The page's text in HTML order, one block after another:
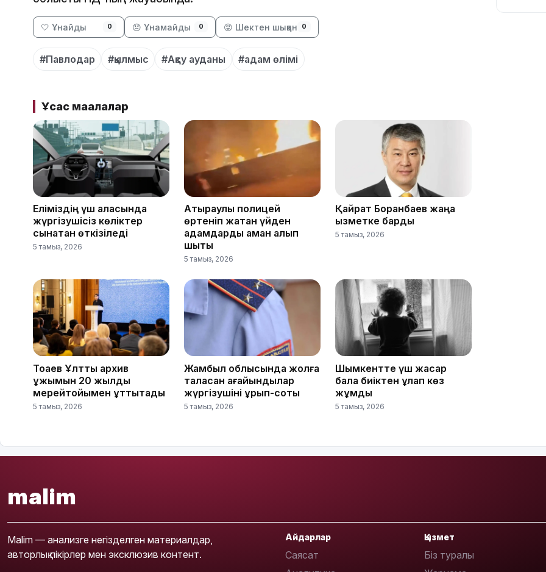
🤍 Ұнайды 0 😞 Ұнамайды 0 😡 Шектен шыққан 0
#Павлодар #қылмыс #Ақсу ауданы #адам өлімі
Ұқсас мақалалар
Еліміздің үш қаласында
жүргізушісіз көліктер
сынақтан өткізіледі
5 тамыз, 2026
Атыраулық полицей
өртеніп жатқан үйден
адамдарды аман алып
шықты
5 тамыз, 2026
Қайрат Боранбаев жаңа
қызметке барды
5 тамыз, 2026
Тоқаев Ұлттық архив
ұжымын 20 жылдық
мерейтойымен құттықтады
5 тамыз, 2026
Жамбыл облысында жолға
таласқан ағайындылар
жүргізушіні ұрып-соқты
5 тамыз, 2026
Шымкентте үш жасар
бала биіктен құлап көз
жұмды
5 тамыз, 2026
malim
Malim — анализге негізделген материалдар,
авторлық пікірлер мен эксклюзив контент.
Айдарлар
Саясат
Қызмет
Біз туралы